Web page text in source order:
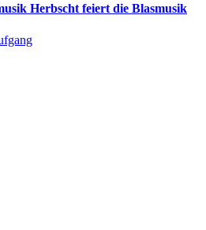
Herbscht feiert die Blasmusik